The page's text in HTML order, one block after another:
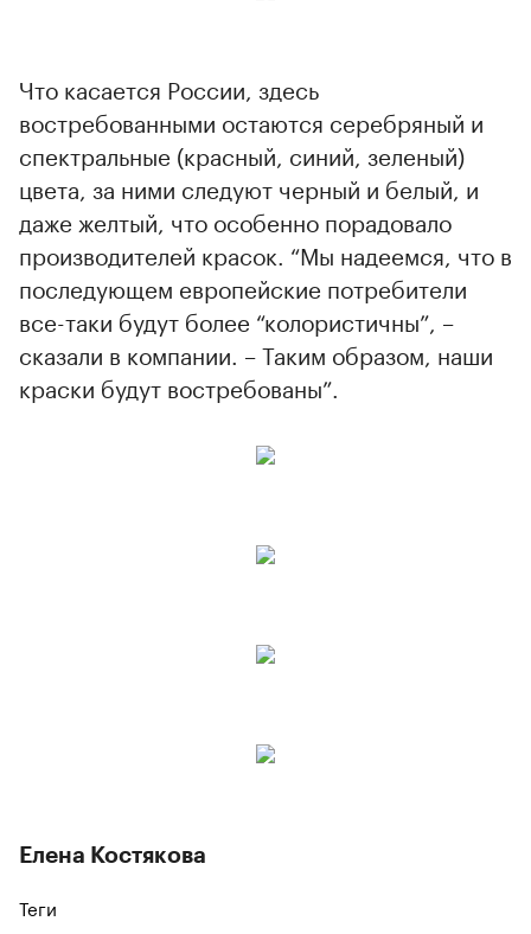
Что касается России, здесь
востребованными остаются серебряный и
спектральные (красный, синий, зеленый)
цвета, за ними следуют черный и белый, и
даже желтый, что особенно порадовало
производителей красок. “Мы надеемся, что в
последующем европейские потребители
все-таки будут более “колористичны”, –
сказали в компании. – Таким образом, наши
краски будут востребованы”.
Елена Костякова
Теги